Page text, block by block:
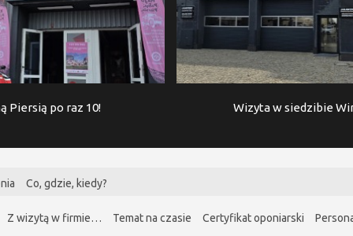
Piersią po raz 10! Wizyta w siedzibie
Co, gdzie, kiedy?
Z wizytą w firmie… Temat na czasie Certyfikat oponiarski